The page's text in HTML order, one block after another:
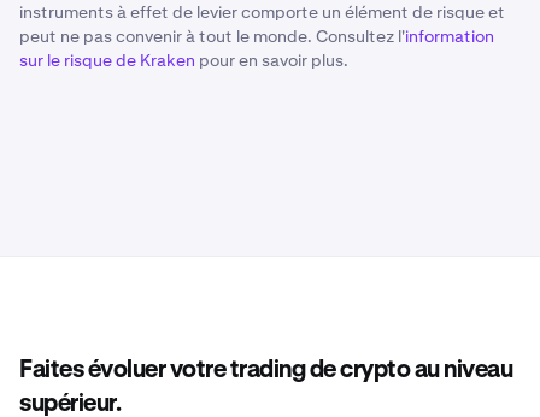
instruments à effet de levier comporte un élément de risque et
peut ne pas convenir à tout le monde. Consultez l'information
sur le risque de Kraken pour en savoir plus.
Faites évoluer votre trading de crypto au niveau
supérieur.